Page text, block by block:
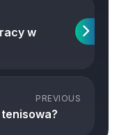
w
PREVIOUS